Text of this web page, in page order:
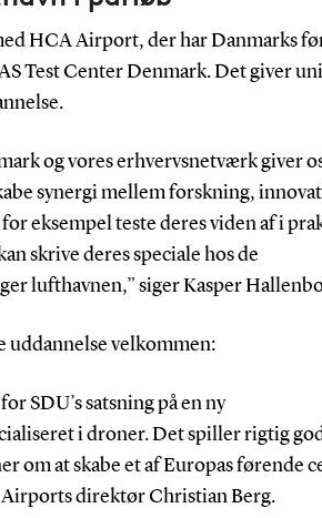
HCA Airport, der har Danmarks
Test Center Denmark. Det giver
og vores erhvervsnetværk giver
synergi mellem forskning,
eksempel teste deres viden af i
skrive deres speciale hos de
lufthavnen,” siger Kasper
uddannelse velkommen:
SDU’s satsning på en ny
i droner. Det spiller rigtig
om at skabe et af Europas førende
direktør Christian Berg.